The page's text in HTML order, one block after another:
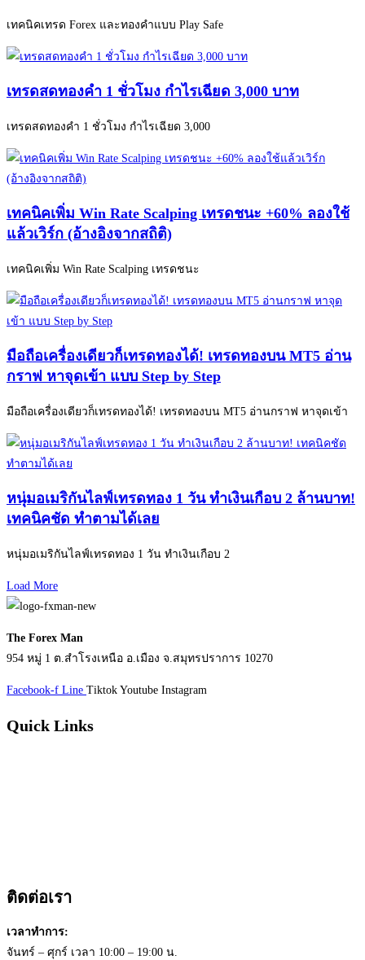
เทคนิคเทรด Forex และทองคำแบบ Play Safe
เทรดสดทองคำ 1 ชั่วโมง กำไรเฉียด 3,000 บาท
เทรดสดทองคำ 1 ชั่วโมง กำไรเฉียด 3,000
เทคนิคเพิ่ม Win Rate Scalping เทรดชนะ +60% ลองใช้
แล้วเวิร์ก (อ้างอิงจากสถิติ)
เทคนิคเพิ่ม Win Rate Scalping เทรดชนะ
มือถือเครื่องเดียวก็เทรดทองได้! เทรดทองบน MT5 อ่าน
กราฟ หาจุดเข้า แบบ Step by Step
มือถือเครื่องเดียวก็เทรดทองได้! เทรดทองบน MT5 อ่านกราฟ หาจุดเข้า
หนุ่มอเมริกันไลฟ์เทรดทอง 1 วัน ทำเงินเกือบ 2 ล้านบาท!
เทคนิคชัด ทำตามได้เลย
หนุ่มอเมริกันไลฟ์เทรดทอง 1 วัน ทำเงินเกือบ 2
Load More
The Forex Man
954 หมู่ 1 ต.สำโรงเหนือ อ.เมือง จ.สมุทรปราการ 10270
Facebook-f Line Tiktok Youtube Instagram
Quick Links
ติดต่อเรา
เวลาทำการ:
จันทร์ – ศุกร์ เวลา 10:00 – 19:00 น.